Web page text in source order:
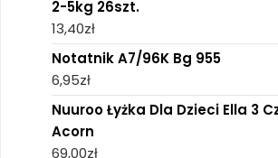
2-5kg 26szt.
13,40zł
Notatnik A7/96K Bg 955
6,95zł
Nuuroo Łyżka Dla Dzieci Ella 3
Acorn
69,00zł